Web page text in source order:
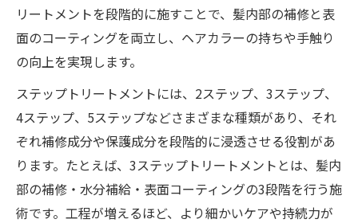
リートメントを段階的に施すことで、髪内部の補修と表
面のコーティングを両立し、ヘアカラーの持ちや手触り
の向上を実現します。
ステップトリートメントには、2ステップ、3ステップ、
4ステップ、5ステップなどさまざまな種類があり、それ
ぞれ補修成分や保護成分を段階的に浸透させる役割があ
ります。たとえば、3ステップトリートメントとは、髪内
部の補修・水分補給・表面コーティングの3段階を行う施
術です。工程が増えるほど、より細かいケアや持続力が